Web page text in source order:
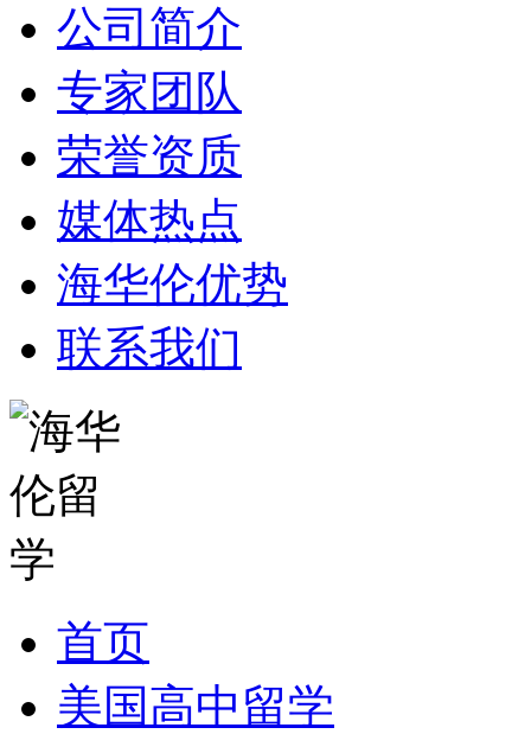
公司简介
专家团队
荣誉资质
媒体热点
海华伦优势
联系我们
首页
美国高中留学